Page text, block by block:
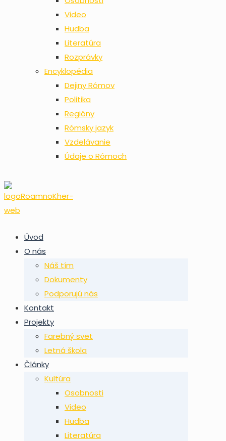
Video
Hudba
Literatúra
Rozprávky
Encyklopédia
Dejiny Rómov
Politika
Regióny
Rómsky jazyk
Vzdelávanie
Údaje o Rómoch
Úvod
O nás
Náš tím
Dokumenty
Podporujú nás
Kontakt
Projekty
Farebný svet
Letná škola
Články
Kultúra
Osobnosti
Video
Hudba
Literatúra